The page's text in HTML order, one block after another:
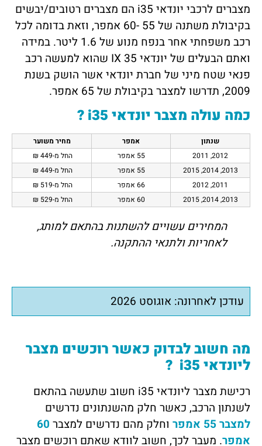
מצברים לרכבי יונדאי i35 הם מצברים רטובים/יבשים
בקיבולת משתנה של 55 -60 אמפר, וזאת בדומה לכל
רכב משפחתי אחר בנפח מנוע של 1.6 ליטר. במידה
ואתם הבעלים של יונדאי IX 35 שהוא למעשה רכב
פנאי שטח מיני של חברת יונדאי אשר הושק בשנת
2009, תדרשו למצבר בקיבולת של 65 אמפר.
כמה עולה מצבר יונדאי i35 ?
שנתון אמפר
מחיר משוער
2012, 2011
55 אמפר
החל מ-449 ₪
2013, 2014, 2015
55 אמפר
החל מ-449 ₪
2011, 2012
66 אמפר
החל מ-519 ₪
2013, 2014, 2015
60 אמפר החל מ-529 ₪
המחירים עשויים להשתנות בהתאם למותג,
לאחריות ולתנאי ההתקנה.
עודכן לאחרונה: אוגוסט 2026
מה חשוב לבדוק כאשר רוכשים מצבר
ליונדאי i35 ?
רכישת מצבר ליונדאי i
35 חשוב שתעשה בהתאם
לשנתון הרכב, כאשר חלק מהשנתונים נדרשים
למצבר 55 אמפר
וחלק מהם נדרשים למצבר 60
אמפר. מעבר לכך, חשוב לוודא שאתם רוכשים מצבר